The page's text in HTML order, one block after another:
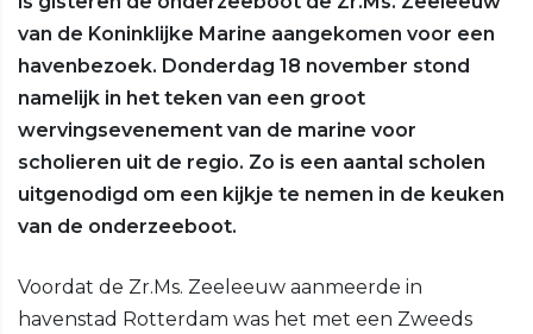
van de Koninklijke Marine aangekomen voor een
havenbezoek. Donderdag 18 november stond
namelijk in het teken van een groot
wervingsevenement van de marine voor
scholieren uit de regio. Zo is een aantal scholen
uitgenodigd om een kijkje te nemen in de keuken
van de onderzeeboot.
Voordat de Zr.Ms. Zeeleeuw aanmeerde in
havenstad Rotterdam was het met een Zweeds